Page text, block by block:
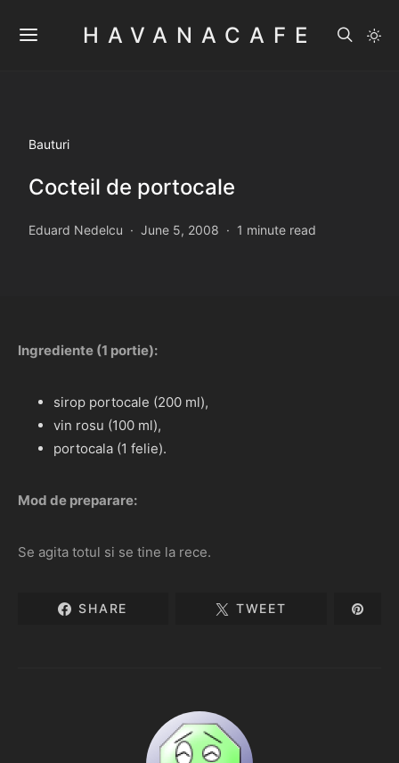
HAVANACAFE
Bauturi
Cocteil de portocale
Eduard Nedelcu June 5, 2008 1 minute read
Ingrediente (1 portie):
sirop portocale (200 ml),
vin rosu (100 ml),
portocala (1 felie).
Mod de preparare:
Se agita totul si se tine la rece.
SHARE TWEET